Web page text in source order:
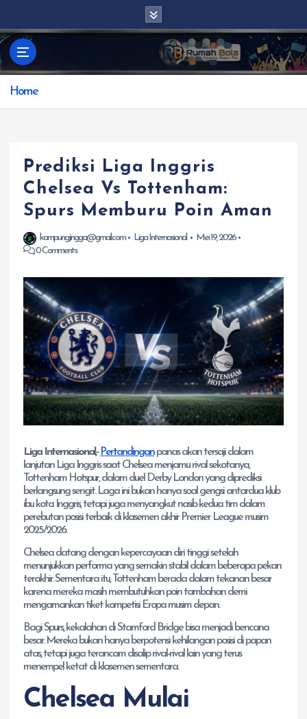
i
p
t
c
Home
Prediksi Liga Inggris
Chelsea Vs Tottenham:
Spurs Memburu Poin Aman
kampungjingga@gmail.com Liga Internasional
Mei 19, 2026
0 Comments
Liga Internasional,- Pertandinganpanas akan tersaji dalam
lanjutan Liga Inggris saat Chelsea menjamu rival sekotanya,
Tottenham Hotspur, dalam duel Derby London yang diprediksi
berlangsung sengit. Laga ini bukan hanya soal gengsi antardua klub
ibu kota Inggris, tetapi juga menyangkut nasib kedua tim dalam
perebutan posisi terbaik di klasemen akhir Premier League musim
2025/2026.
Chelsea datang dengan kepercayaan diri tinggi setelah
menunjukkan performa yang semakin stabil dalam beberapa pekan
terakhir. Sementara itu, Tottenham berada dalam tekanan besar
karena mereka masih membutuhkan poin tambahan demi
mengamankan tiket kompetisi Eropa musim depan.
Bagi Spurs, kekalahan di Stamford Bridge bisa menjadi bencana
besar. Mereka bukan hanya berpotensi kehilangan posisi di papan
atas, tetapi juga terancam disalip rival-rival lain yang terus
menempel ketat di klasemen sementara.
Chelsea Mulai